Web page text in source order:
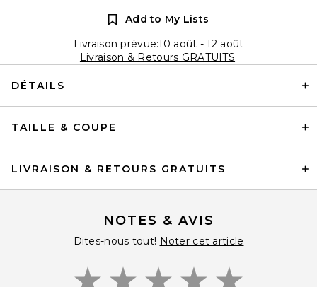
Add to My Lists
Livraison prévue:10 août - 12 août
Livraison & Retours GRATUITS
DÉTAILS
TAILLE & COUPE
LIVRAISON & RETOURS GRATUITS
NOTES & AVIS
Dites-nous tout! Noter cet article